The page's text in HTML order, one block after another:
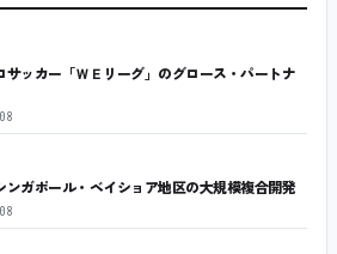
サッカー「ＷＥリーグ」のグロース・パートナ
ンガポール・ベイショア地区の大規模複合開発